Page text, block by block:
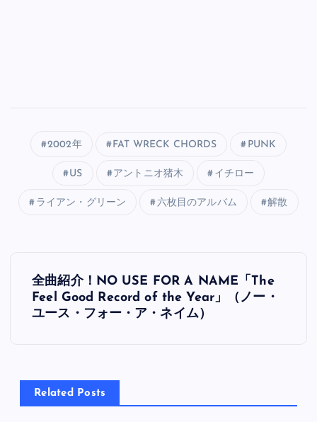
2002年 FAT WRECK CHORDS PUNK
US アントニオ猪木 イチロー
ライアン・グリーン 六枚目のアルバム 解散
投
稿
ゲ
全曲紹介！NO USE FOR A NAME「The
Feel Good Record of the Year」（ノー・
ユース・フォー・ア・ネイム）
Related Posts